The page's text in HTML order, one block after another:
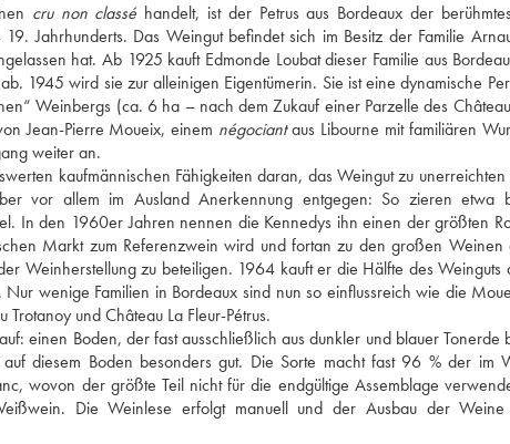
cru non classé handelt, ist der Petrus aus Bordeaux der
Jahrhunderts. Das Weingut befindet sich im Besitz der Familie
hat. Ab 1925 kauft Edmonde Loubat dieser Familie aus
1945 wird sie zur alleinigen Eigentümerin. Sie ist eine dynamische
Weinbergs (ca. 6 ha – nach dem Zukauf einer Parzelle des
Jean-Pierre Moueix, einem négociant aus Libourne mit familiären
weiter an.
kaufmännischen Fähigkeiten daran, das Weingut zu
vor allem im Ausland Anerkennung entgegen: So zieren etwa
In den 1960er Jahren nennen die Kennedys ihn einen der größten
Markt zum Referenzwein wird und fortan zu den großen Weinen
Weinherstellung zu beteiligen. 1964 kauft er die Hälfte des Weinguts
wenige Familien in Bordeaux sind nun so einflussreich wie die
und Château La Fleur-Pétrus.
einen Boden, der fast ausschließlich aus dunkler und blauer Tonerde
diesem Boden besonders gut. Die Sorte macht fast 96 % der im
wovon der größte Teil nicht für die endgültige Assemblage
Die Weinlese erfolgt manuell und der Ausbau der Weine